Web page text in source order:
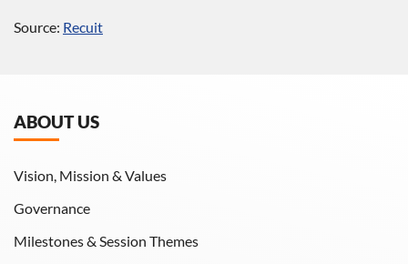
Source: Recuit
ABOUT US
Vision, Mission & Values
Governance
Milestones & Session Themes